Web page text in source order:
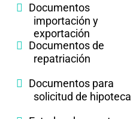
Documentos
importación y
exportación
Documentos de
repatriación
Documentos para
solicitud de hipoteca